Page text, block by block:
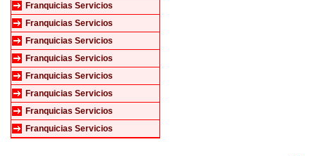
Franquicias Servicios
Franquicias Servicios
Franquicias Servicios
Franquicias Servicios
Franquicias Servicios
Franquicias Servicios
Franquicias Servicios
Franquicias Servicios